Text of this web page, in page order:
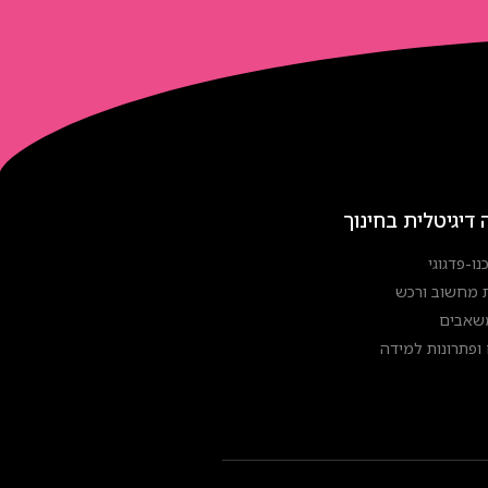
דיגיטלית בחינוך
פדגוגי
מחשוב ורכש
ופתרונות למידה